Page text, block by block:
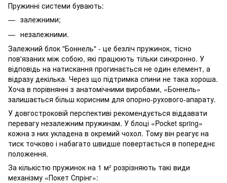
Пружинні системи бувають:
залежними;
незалежними.
Залежний блок "Боннель" - це безліч пружинок, тісно
пов'язаних між собою, які працюють тільки синхронно. У
відповідь на натискання прогинається не один елемент, а
відразу декілька. Через що підтримка спини не така хороша.
Хоча в порівнянні з анатомічними виробами, «Боннель»
залишається більш корисним для опорно-рухового-апарату.
У довгостроковій перспективі рекомендується віддавати
перевагу незалежним пружинам. У блоці «Pocket spring»
кожна з них укладена в окремий чохол. Тому він реагує на
тиск точково і набагато швидше повертається в попереднє
положення.
За кількістю пружинок на 1 м² розрізняють такі види
механізму «Покет Спрінг»: